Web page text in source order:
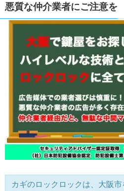
悪質な仲介業者にご注意を
カギのロックロックは、大阪